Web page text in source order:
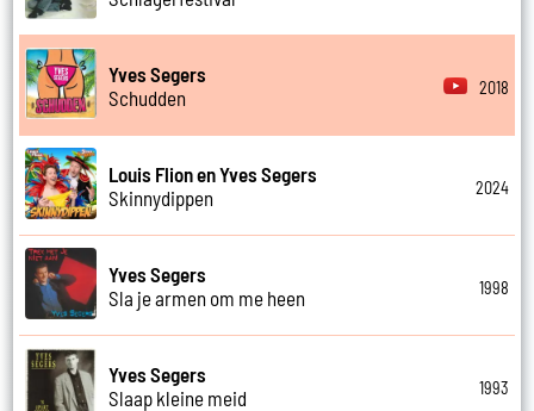
Yves Segers
Schudden
2018
Louis Flion en Yves Segers
Skinnydippen
2024
Yves Segers
Sla je armen om me heen
1998
Yves Segers
Slaap kleine meid
1993